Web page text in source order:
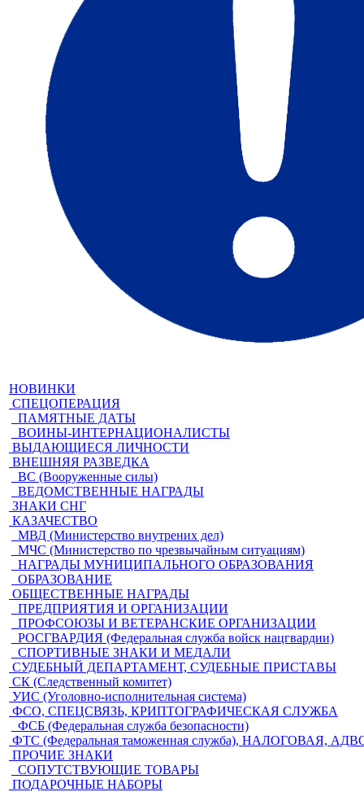
НОВИНКИ
СПЕЦОПЕРАЦИЯ
ПАМЯТНЫЕ ДАТЫ
ВОИНЫ-ИНТЕРНАЦИОНАЛИСТЫ
ВЫДАЮЩИЕСЯ ЛИЧНОСТИ
ВНЕШНЯЯ РАЗВЕДКА
ВС (Вооруженные силы)
ВЕДОМСТВЕННЫЕ НАГРАДЫ
ЗНАКИ СНГ
КАЗАЧЕСТВО
МВД (Министерство внутрених дел)
МЧС (Министерство по чрезвычайным ситуациям)
НАГРАДЫ МУНИЦИПАЛЬНОГО ОБРАЗОВАНИЯ
ОБРАЗОВАНИЕ
ОБЩЕСТВЕННЫЕ НАГРАДЫ
ПРЕДПРИЯТИЯ И ОРГАНИЗАЦИИ
ПРОФСОЮЗЫ И ВЕТЕРАНСКИЕ ОРГАНИЗАЦИИ
РОСГВАРДИЯ (Федеральная служба войск нацгвардии)
СПОРТИВНЫЕ ЗНАКИ И МЕДАЛИ
СУДЕБНЫЙ ДЕПАРТАМЕНТ, СУДЕБНЫЕ ПРИСТАВЫ
СК (Следственный комитет)
УИС (Уголовно-исполнительная система)
ФСО, СПЕЦСВЯЗЬ, КРИПТОГРАФИЧЕСКАЯ СЛУЖБА
ФСБ (Федеральная служба безопасности)
ФТС (Федеральная таможенная служба), НАЛОГОВАЯ,
ПРОЧИЕ ЗНАКИ
СОПУТСТВУЮЩИЕ ТОВАРЫ
ПОДАРОЧНЫЕ НАБОРЫ